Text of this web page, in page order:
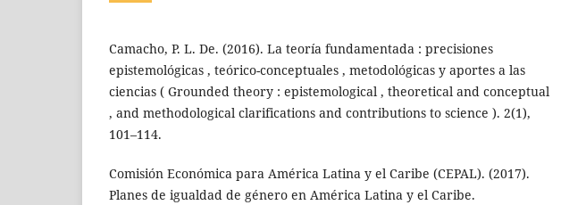
Camacho, P. L. De. (2016). La teoría fundamentada : precisiones
epistemológicas , teórico-conceptuales , metodológicas y aportes a las
ciencias ( Grounded theory : epistemological , theoretical and conceptual
, and methodological clarifications and contributions to science ). 2(1),
101–114.
Comisión Económica para América Latina y el Caribe (CEPAL). (2017).
Planes de igualdad de género en América Latina y el Caribe.